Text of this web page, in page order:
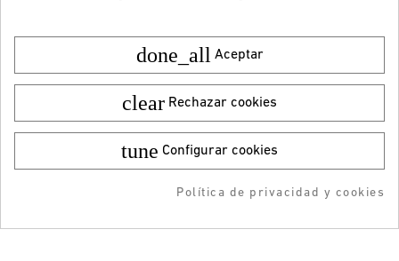
Talla: 40
150,00 €
110,49 € AÑADIR AL CARRITO
novedades?
-5% DTO + Envío Gratis
done_all Aceptar
clear Rechazar cookies
tune Configurar cookies
Política de privacidad y cookies